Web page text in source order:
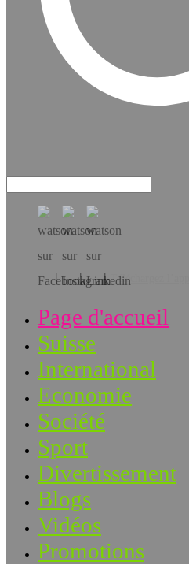
Téléchargez l’app!
Page d'accueil
Suisse
International
Economie
Société
Sport
Divertissement
Blogs
Vidéos
Promotions